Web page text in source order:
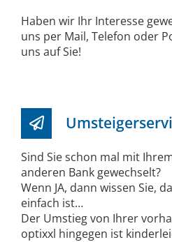
Haben wir Ihr Interesse
uns per Mail, Telefon oder
uns auf Sie!
Sind Sie schon mal mit
anderen Bank gewechselt?
Wenn JA, dann wissen Sie,
einfach ist…
Der Umstieg von Ihrer
optixxl hingegen ist